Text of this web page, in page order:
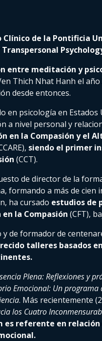
Clínico de la Pontificia
entre meditación y
Thich Nhat Hanh el
desde entonces.
en psicología en
a nivel personal y
en la Compasión y el
siendo el primer
(CCT).
de director de la
formando a más de cien
ha cursado estudios de
la Compasión (CFT),
y de formador de
talleres basados
Plena: Reflexiones y
Emocional: Un
. Más recientemente
los Cuatro
referente en relación